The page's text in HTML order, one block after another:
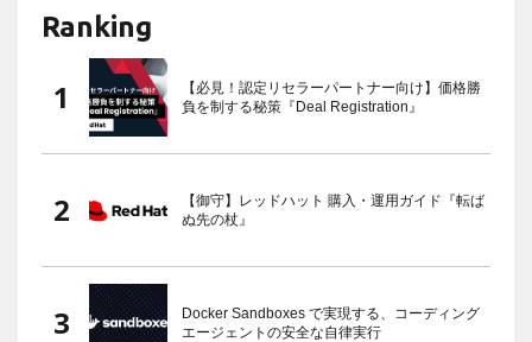
Ranking
【必見！認定リセラーパートナー向け】価格勝
負を制する秘策『Deal Registration』
【御守】レッドハット 購入・運用ガイド『転ば
ぬ先の杖』
Docker Sandboxes で実現する、コーディング
エージェントの安全な自律実行